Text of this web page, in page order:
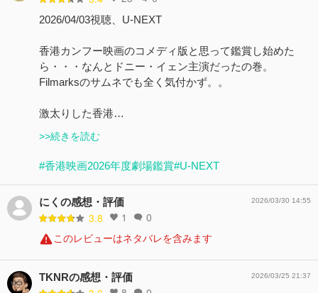
2026/04/03視聴、U-NEXT
香港カンフー映画のコメディ版と思って鑑賞し始めた
ら・・・なんとドニー・イェン主演だったの巻。
Filmarksのサムネでも全く気付かず。。
激太りした香港…
>>続きを読む
#香港映画2026年度劇場鑑賞#U-NEXT
にくの感想・評価
3.8 1 0
2026/03/30 14:55
このレビューはネタバレを含みます
TKNRの感想・評価 2026/03/25 21:37